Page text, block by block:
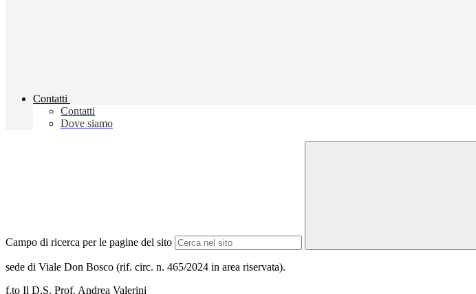
Contatti
Contatti
Dove siamo
Campo di ricerca per le pagine del sito
sede di Viale Don Bosco (rif. circ. n. 465/2024 in area riservata).
f.to Il D.S. Prof. Andrea Valerini